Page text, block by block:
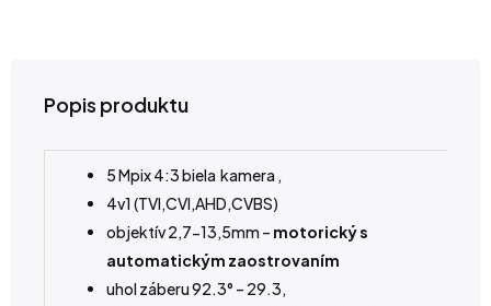
Popis produktu
5 Mpix 4:3 biela kamera ,
4v1 (TVI,CVI,AHD,CVBS)
objektív 2,7-13,5mm – motorický s
automatickým zaostrovaním
uhol záberu 92.3° – 29.3,